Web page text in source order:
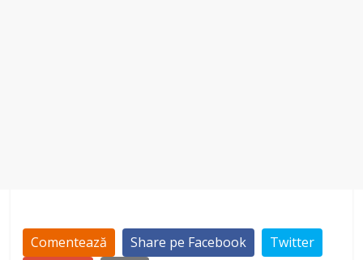
Comentează Share pe Facebook
Twitter